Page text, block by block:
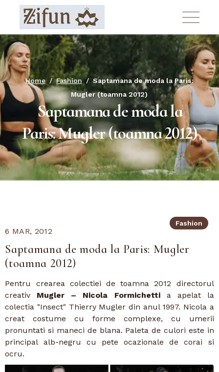
content
Home Fashion
Saptamana de moda la Paris:
Mugler (toamna 2012)
Saptamana de moda la
Paris: Mugler (toamna 2012)
Fashion
6 MAR, 2012
Saptamana de moda la Paris: Mugler
(toamna 2012)
Pentru crearea colectiei de toamna 2012 directorul
creativ Mugler – Nicola Formichettia apelat la
colectia "Insect" Thierry Mugler din anul 1997. Nicola a
creat costume cu forme complexe, cu umerii
pronuntati si maneci de blana. Paleta de culori este in
principal alb-negru cu pete ocazionale de corai si
ocru.